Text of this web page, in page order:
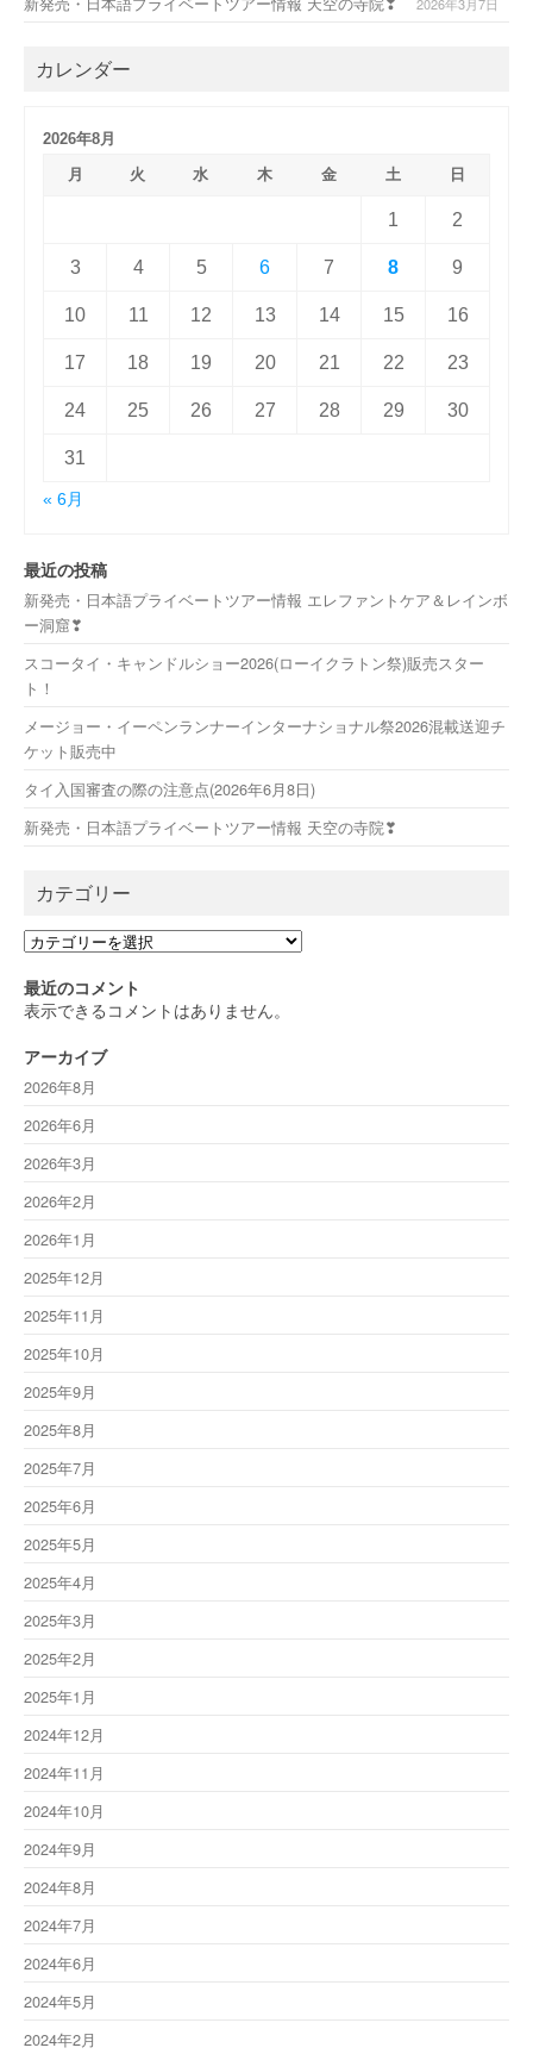
カレンダー
2026年8月
月
火 水 木 金 土 日
1 2
3 4 5 6 7 8 9
10 11 12 13 14 15 16
17 18 19 20 21 22 23
24 25 26 27 28 29 30
31
« 6月
最近の投稿
新発売・日本語プライベートツアー情報 エレファントケア＆レインボ
ー洞窟❣
スコータイ・キャンドルショー2026(ローイクラトン祭)販売スター
ト！
メージョー・イーペンランナーインターナショナル祭2026混載送迎チ
ケット販売中
タイ入国審査の際の注意点(2026年6月8日)
新発売・日本語プライベートツアー情報 天空の寺院❣
カテゴリー
カ
ゴ
リ
最近のコメント
表示できるコメントはありません。
アーカイブ
2026年8月
2026年6月
2026年3月
2026年2月
2026年1月
2025年12月
2025年11月
2025年10月
2025年9月
2025年8月
2025年7月
2025年6月
2025年5月
2025年4月
2025年3月
2025年2月
2025年1月
2024年12月
2024年11月
2024年10月
2024年9月
2024年8月
2024年7月
2024年6月
2024年5月
2024年2月